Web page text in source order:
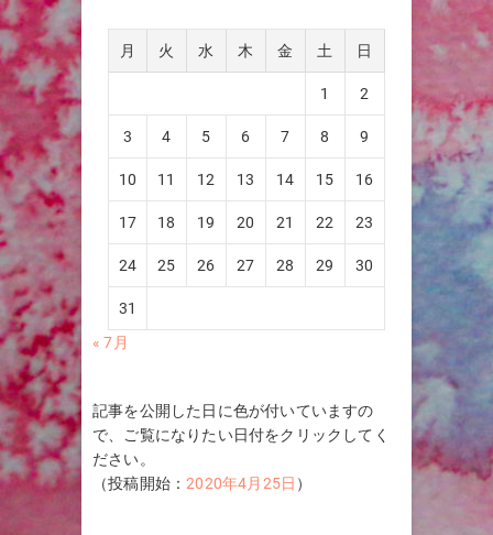
月 火 水 木 金 土 日
1 2
3 4 5 6 7 8 9
10 11 12 13 14 15 16
17 18 19 20 21 22 23
24 25 26 27 28 29 30
31
« 7月
記事を公開した日に色が付いていますの
で、ご覧になりたい日付をクリックしてく
ださい。
（投稿開始：2020年4月25日 ）